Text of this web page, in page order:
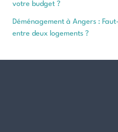
votre budget ?
Déménagement à Angers :
entre deux logements ?